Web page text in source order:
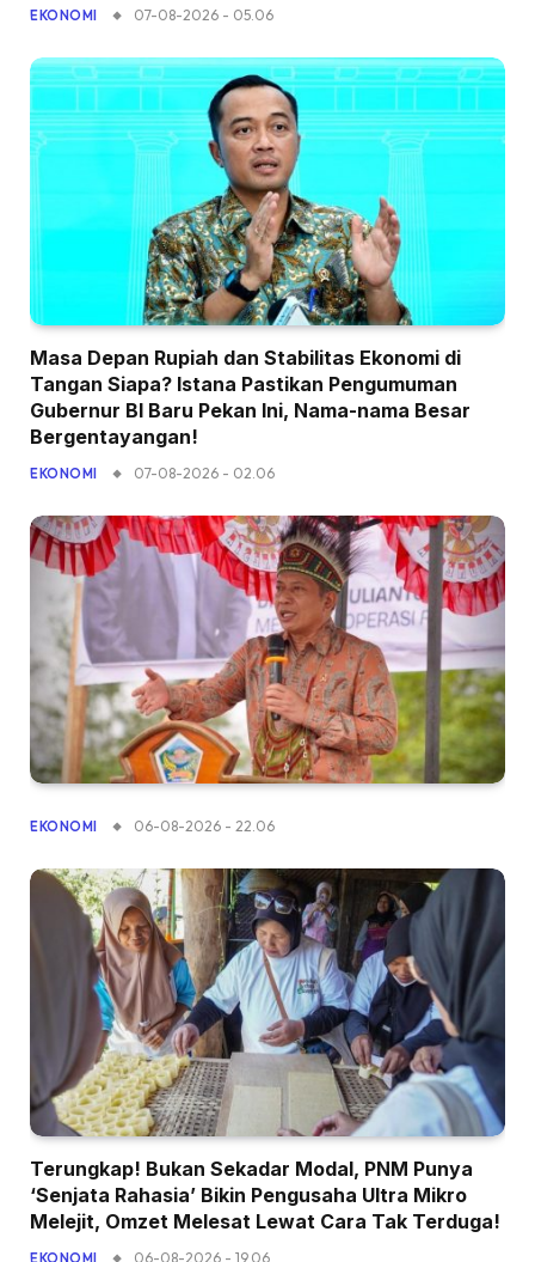
EKONOMI 07-08-2026 - 05.06
Masa Depan Rupiah dan Stabilitas Ekonomi di
Tangan Siapa? Istana Pastikan Pengumuman
Gubernur BI Baru Pekan Ini, Nama-nama Besar
Bergentayangan!
EKONOMI 07-08-2026 - 02.06
EKONOMI 06-08-2026 - 22.06
Terungkap! Bukan Sekadar Modal, PNM Punya
‘Senjata Rahasia’ Bikin Pengusaha Ultra Mikro
Melejit, Omzet Melesat Lewat Cara Tak Terduga!
EKONOMI 06-08-2026 - 19.06